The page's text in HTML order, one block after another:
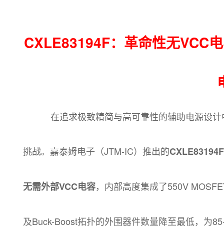
CXLE83194F：革命性无VCC
在追求极致精简与高可靠性的辅助电源设计
挑战。嘉泰姆电子（JTM-IC）推出的CXLE83194F
无需外部VCC电容，内部高度集成了550V
及Buck-Boost拓扑的外围器件数量降至最低，为